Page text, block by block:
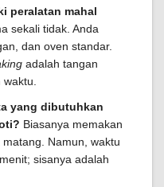
peralatan mahal
sekali tidak. Anda
dan oven standar.
adalah tangan
yang dibutuhkan
Biasanya memakan
Namun, waktu
sisanya adalah